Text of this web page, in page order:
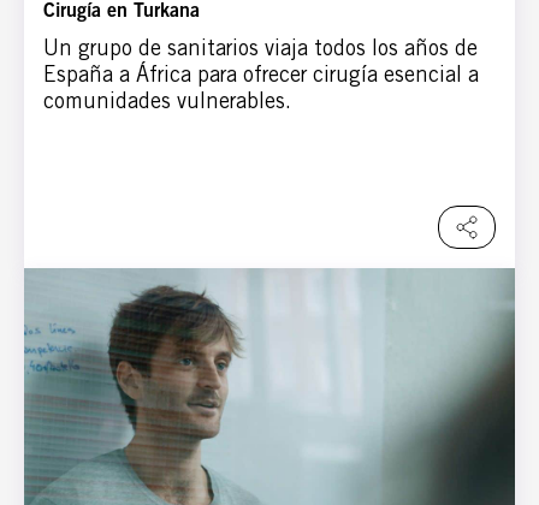
Cirugía en Turkana
Un grupo de sanitarios viaja todos los años de
España a África para ofrecer cirugía esencial a
comunidades vulnerables.